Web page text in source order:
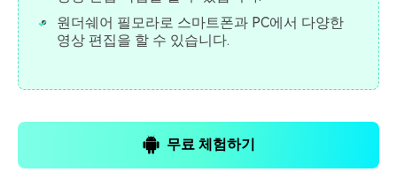
원더쉐어 필모라로 스마트폰과 PC에서 다양한
영상 편집을 할 수 있습니다.
무료 체험하기